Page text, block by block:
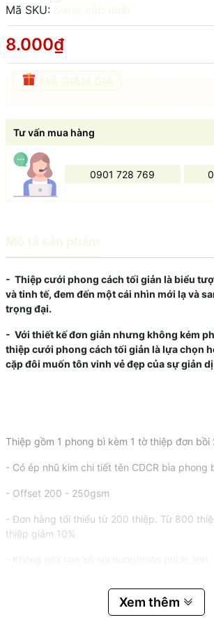
Mã SKU: Đang cập nhật
8.000₫
Tư vấn mua hàng
0901 728 769
Mô tả sản phẩm
- Thiệp cưới phong cách tối giản là biểu
và tinh tế, đem đến một cái nhìn mới lạ và
trọng đại.
- Với thiết kế đơn giản nhưng không kém
thiệp cưới phong cách tối giản là lựa chọn
cặp đôi muốn tôn vinh vẻ đẹp của sự giản
Thiệp gồm 1 phong bì kèm 1 tờ thiệp đơn bồi
- Có ép nhũ kim chi tiết tên CDCR bìa phong
- Offset 200 - 250gsm
- Đơn hàng tối thiểu từ 200 thiệp. Từ 800
thiệp giảm 10%
Xem thêm